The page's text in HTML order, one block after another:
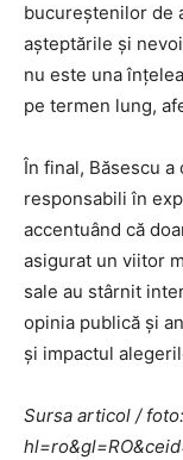
bucureștenilor de
așteptările și
nu este una
pe termen lung,
În final, Băsescu
responsabili în
accentuând că
asigurat un viitor
sale au stârnit
opinia publică și
și impactul
Sursa articol /